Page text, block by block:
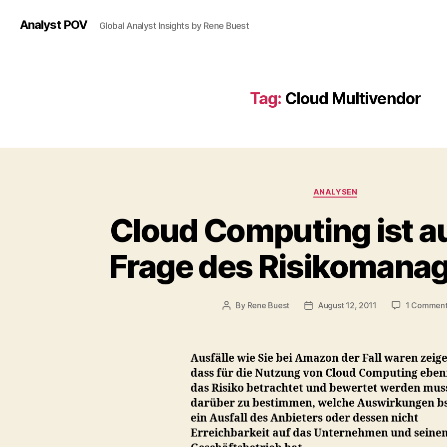
Analyst POV Global Analyst Insights by Rene Buest
Tag: Cloud Multivendor
Categories
ANALYSEN
Cloud Computing ist
Frage des
Post
By Rene Buest
PostAugust 12, 2011 1
Ausfälle wie Sie bei Amazon der Fall waren
dass für die Nutzung von Cloud Computing
das Risiko betrachtet und bewertet werden
darüber zu bestimmen, welche Auswirkungen
ein Ausfall des Anbieters oder dessen nicht
Erreichbarkeit auf das Unternehmen und